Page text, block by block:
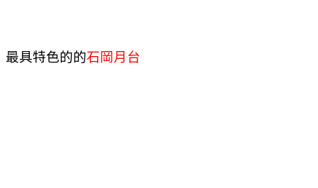
最具特色的的石岡月台